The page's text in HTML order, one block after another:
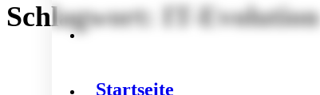
Startseite
Schlagwort: IT-Evolution